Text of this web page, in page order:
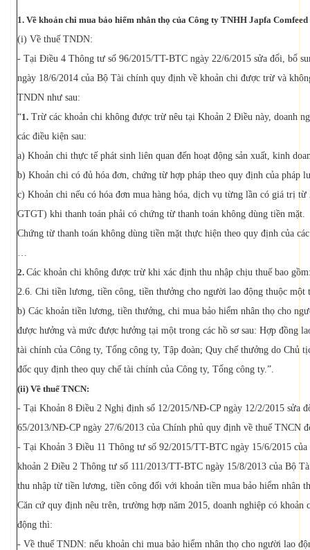
1. Về khoản chi mua bảo hiểm nhân thọ của Công ty TNHH Japfa
(i) Về thuế TNDN:
- Tại Điều 4 Thông tư số 96/2015/TT-BTC ngày 22/6/2015 sửa đổi, bổ
ngày 18/6/2014 của Bộ Tài chính quy định về khoản chi được trừ và
TNDN như sau:
“1. Trừ các khoản chi không được trừ nêu tại Khoản 2 Điều này, doanh
các điều kiện sau:
a) Khoản chi thực tế phát sinh liên quan đến hoạt động sản xuất, kinh
b) Khoản chi có đủ hóa đơn, chứng từ hợp pháp theo quy định của pháp
c) Khoản chi nếu có hóa đơn mua hàng hóa, dịch vụ từng lần có giá trị
GTGT) khi thanh toán phải có chứng từ thanh toán không dùng tiền mặt.
Chứng từ thanh toán không dùng tiền mặt thực hiện theo quy định của
2. Các khoản chi không được trừ khi xác định thu nhập chịu thuế bao
2.6. Chi tiền lương, tiền công, tiền thưởng cho người lao động thuộc một
b) Các khoản tiền lương, tiền thưởng, chi mua bảo hiểm nhân thọ cho
được hưởng và mức được hưởng tại một trong các hồ sơ sau: Hợp đồng
tài chính của Công ty, Tổng công ty, Tập đoàn; Quy chế thưởng do Chủ
đốc quy định theo quy chế tài chính của Công ty, Tổng công ty.”.
(ii) Về thuế TNCN:
- Tại Khoản 8 Điều 2 Nghị định số 12/2015/NĐ-CP ngày 12/2/2015 sửa
65/2013/NĐ-CP ngày 27/6/2013 của Chính phủ quy định về thuế TNCN
- Tại Khoản 3 Điều 11 Thông tư số 92/2015/TT-BTC ngày 15/6/2015
khoản 2 Điều 2 Thông tư số 111/2013/TT-BTC ngày 15/8/2013 của Bộ
thu nhập từ tiền lương, tiền công đối với khoản tiền mua bảo hiểm nhân
Căn cứ quy định nêu trên, trường hợp năm 2015, doanh nghiệp có khoản
động thì:
- Về thuế TNDN: nếu khoản chi mua bảo hiểm nhân thọ cho người lao